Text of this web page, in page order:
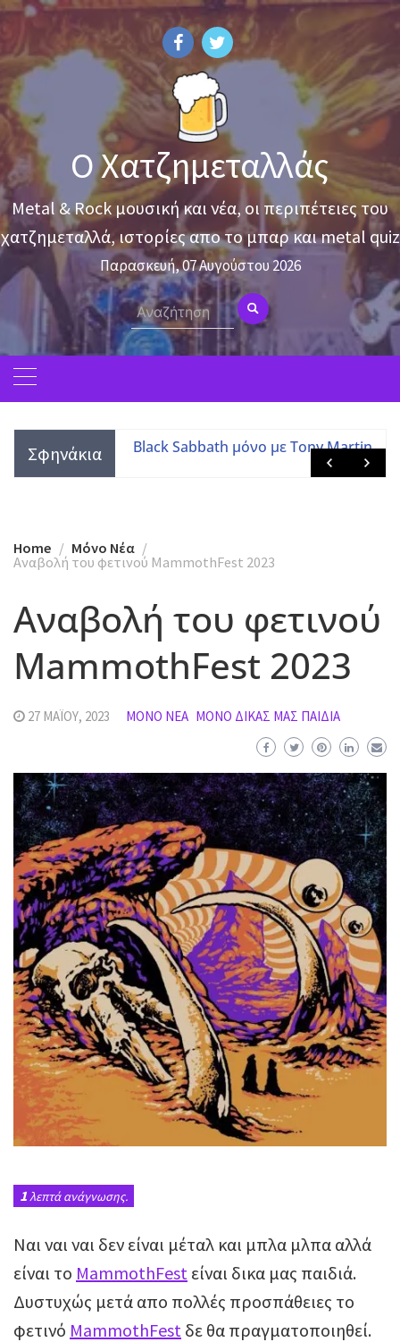
Skip
content
Ο Χατζημεταλλάς
Metal & Rock μουσική και νέα, οι περιπέτειες του
χατζημεταλλά, ιστορίες απο το μπαρ και metal quiz
Παρασκευή, 07 Αυγούστου 2026
Search
for:
Σφηνάκια
με τις
μελών
Black Sabbath μόνο με Tony Martin
Home
Mόνο Νέα
Αναβολή του φετινού MammothFest 2023
Αναβολή του φετινού
MammothFest 2023
27 ΜΑΪ́ΟΥ, 2023 MΌΝΟ ΝΈΑ ΜΌΝΟ ΔΙΚΆΣ ΜΑΣ ΠΑΙΔΙΆ
1λεπτά ανάγνωσης.
Ναι ναι ναι δεν είναι μέταλ και μπλα μλπα αλλά
είναι το MammothFest είναι δικα μας παιδιά.
Δυστυχώς μετά απο πολλές προσπάθειες το
φετινό MammothFest δε θα πραγματοποιηθεί.